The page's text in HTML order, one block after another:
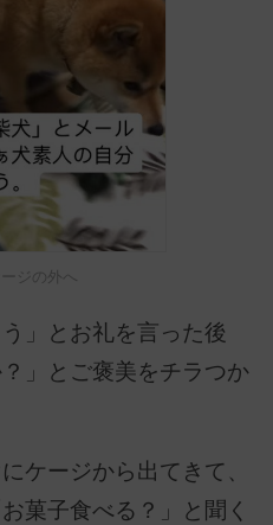
ージの外へ
」とお礼を言った後
」とご褒美をチラつか
ケージから出てきて、
菓子食べる？」と聞く